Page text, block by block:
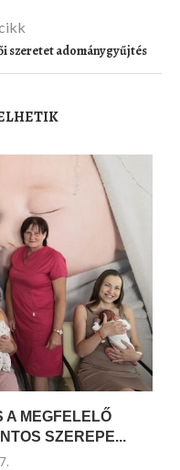
szeretet adománygyűjtés
A MEGFELELŐ
SZEREPE...